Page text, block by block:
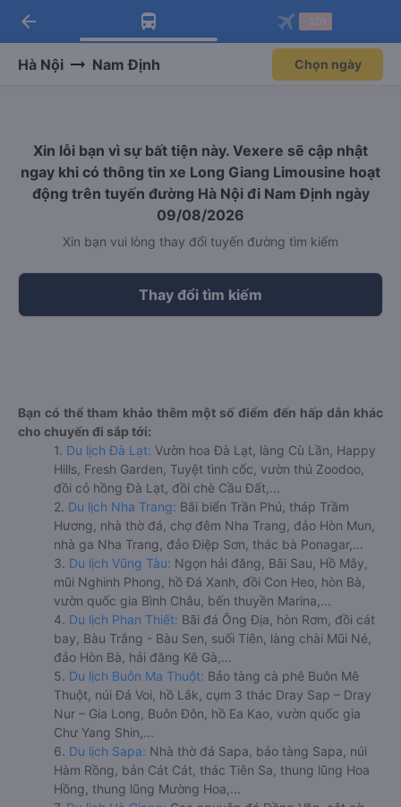
Tải app Vexere ngay!
Nhận ưu đãi thành viên độc
Mở app
Tải app Vexere
-30k/ghế khi đặt vé máy bay qua
Mở app
arrow_back
Hà Nội Nam Định Chọn ngày
Xin lỗi bạn vì sự bất tiện này. Vexere sẽ cập nhật
ngay khi có thông tin xe Long Giang Limousine hoạt
động trên tuyến đường Hà Nội đi Nam Định ngày
09/08/2026
Xin bạn vui lòng thay đổi tuyến đường tìm kiếm
Thay đổi tìm kiếm
Bạn có thể tham khảo thêm một số điểm đến hấp dẫn khác
cho chuyến đi sắp tới:
1. Du lịch Đà Lạt: Vườn hoa Đà Lạt, làng Cù Lần, Happy
Hills, Fresh Garden, Tuyệt tình cốc, vườn thú Zoodoo,
đồi cỏ hồng Đà Lạt, đồi chè Cầu Đất,...
2. Du lịch Nha Trang: Bãi biển Trần Phú, tháp Trầm
Hương, nhà thờ đá, chợ đêm Nha Trang, đảo Hòn Mun,
nhà ga Nha Trang, đảo Điệp Sơn, thác bà Ponagar,...
3. Du lịch Vũng Tàu: Ngọn hải đăng, Bãi Sau, Hồ Mây,
mũi Nghinh Phong, hồ Đá Xanh, đồi Con Heo, hòn Bà,
vườn quốc gia Bình Châu, bến thuyền Marina,...
4. Du lịch Phan Thiết: Bãi đá Ông Địa, hòn Rơm, đồi cát
bay, Bàu Trắng - Bàu Sen, suối Tiên, làng chài Mũi Né,
đảo Hòn Bà, hải đăng Kê Gà,...
5. Du lịch Buôn Ma Thuột: Bảo tàng cà phê Buôn Mê
Thuột, núi Đá Voi, hồ Lắk, cụm 3 thác Dray Sap – Dray
Nur – Gia Long, Buôn Đôn, hồ Ea Kao, vườn quốc gia
Chư Yang Shin,...
6. Du lịch Sapa: Nhà thờ đá Sapa, bảo tàng Sapa, núi
Hàm Rồng, bản Cát Cát, thác Tiên Sa, thung lũng Hoa
Hồng, thung lũng Mường Hoa,...